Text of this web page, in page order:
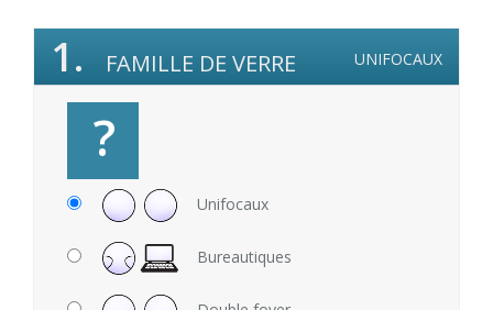
UNIFOCAUX
1. FAMILLE DE VERRE
?
Unifocaux
Bureautiques